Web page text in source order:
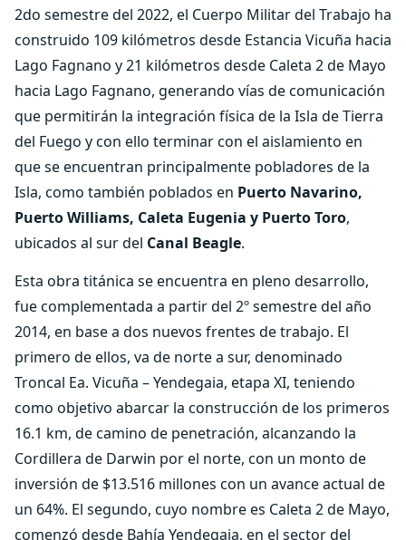
2do semestre del 2022, el Cuerpo Militar del Trabajo ha
construido 109 kilómetros desde Estancia Vicuña hacia
Lago Fagnano y 21 kilómetros desde Caleta 2 de Mayo
hacia Lago Fagnano, generando vías de comunicación
que permitirán la integración física de la Isla de Tierra
del Fuego y con ello terminar con el aislamiento en
que se encuentran principalmente pobladores de la
Isla, como también poblados en Puerto Navarino,
Puerto Williams, Caleta Eugenia y Puerto Toro,
ubicados al sur del Canal Beagle.
Esta obra titánica se encuentra en pleno desarrollo,
fue complementada a partir del 2º semestre del año
2014, en base a dos nuevos frentes de trabajo. El
primero de ellos, va de norte a sur, denominado
Troncal Ea. Vicuña – Yendegaia, etapa XI, teniendo
como objetivo abarcar la construcción de los primeros
16.1 km, de camino de penetración, alcanzando la
Cordillera de Darwin por el norte, con un monto de
inversión de $13.516 millones con un avance actual de
un 64%. El segundo, cuyo nombre es Caleta 2 de Mayo,
comenzó desde Bahía Yendegaia, en el sector del